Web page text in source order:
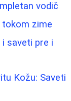
vodič
tokom zime
saveti pre i
Kožu: Saveti